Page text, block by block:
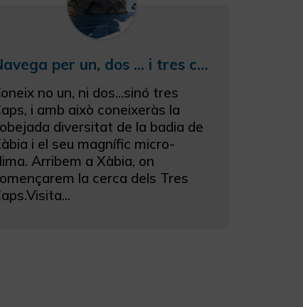
Navega per un, dos ... i tres caps
no un, ni dos...sinó tres
i amb això coneixeràs la
diversitat de la badia de
i el seu magnífic micro-
Arribem a Xàbia, on
la cerca dels Tres